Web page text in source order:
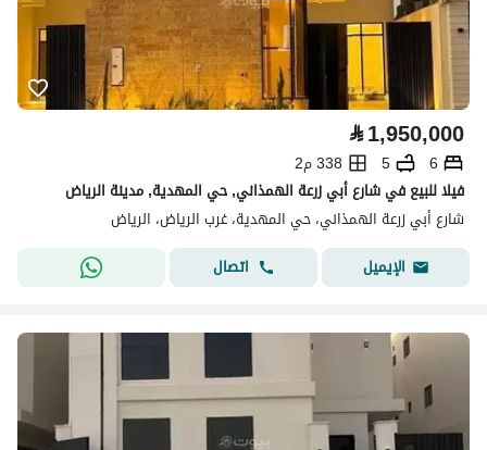
⃁1,950,000
6
5
338 م2
فيلا للبيع في شارع أبي زرعة الهمذاني, حي المهدية, مدينة الرياض
شارع أبي زرعة الهمذاني، حي المهدية، غرب الرياض، الرياض
الإيميل
اتصال